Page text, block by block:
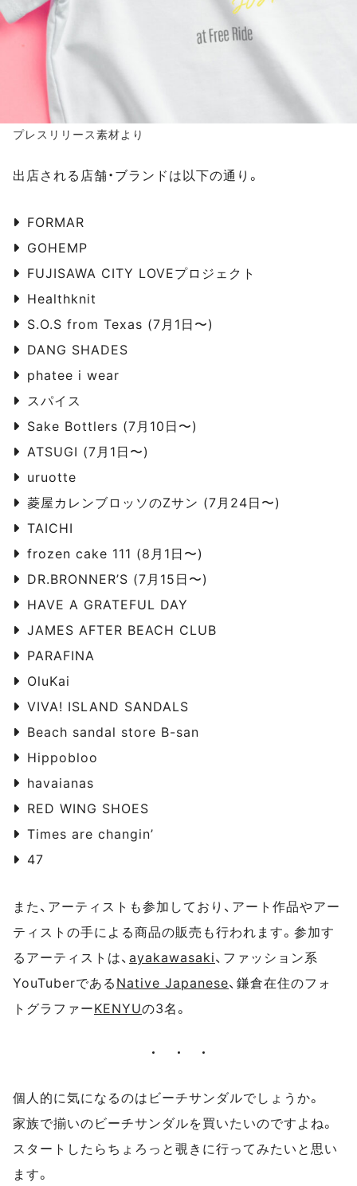
プレスリリース素材より
出店される店舗・ブランドは以下の通り。
FORMAR
GOHEMP
FUJISAWA CITY LOVEプロジェクト
Healthknit
S.O.S from Texas (7月1日〜)
DANG SHADES
phatee i wear
スパイス
Sake Bottlers (7月10日〜)
ATSUGI (7月1日〜)
uruotte
菱屋カレンブロッソのZサン (7月24日〜)
TAICHI
frozen cake 111 (8月1日〜)
DR.BRONNER’S (7月15日〜)
HAVE A GRATEFUL DAY
JAMES AFTER BEACH CLUB
PARAFINA
OluKai
VIVA! ISLAND SANDALS
Beach sandal store B-san
Hippobloo
havaianas
RED WING SHOES
Times are changin’
47
また、アーティストも参加しており、アート作品やアー
ティストの手による商品の販売も行われます。参加す
るアーティストは、 ayakawasaki、ファッション系
YouTuberである Native Japanese、鎌倉在住のフォ
トグラファーKENYUの3名。
個人的に気になるのはビーチサンダルでしょうか。
家族で揃いのビーチサンダルを買いたいのですよね。
スタートしたらちょろっと覗きに行ってみたいと思い
ます。